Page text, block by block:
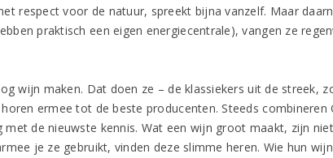
respect voor de natuur, spreekt bijna vanzelf. Maar
praktisch een eigen energiecentrale), vangen ze
wijn maken. Dat doen ze – de klassiekers uit de streek,
ermee tot de beste producenten. Steeds
de nieuwste kennis. Wat een wijn groot maakt, zijn
je ze gebruikt, vinden deze slimme heren. Wie hun